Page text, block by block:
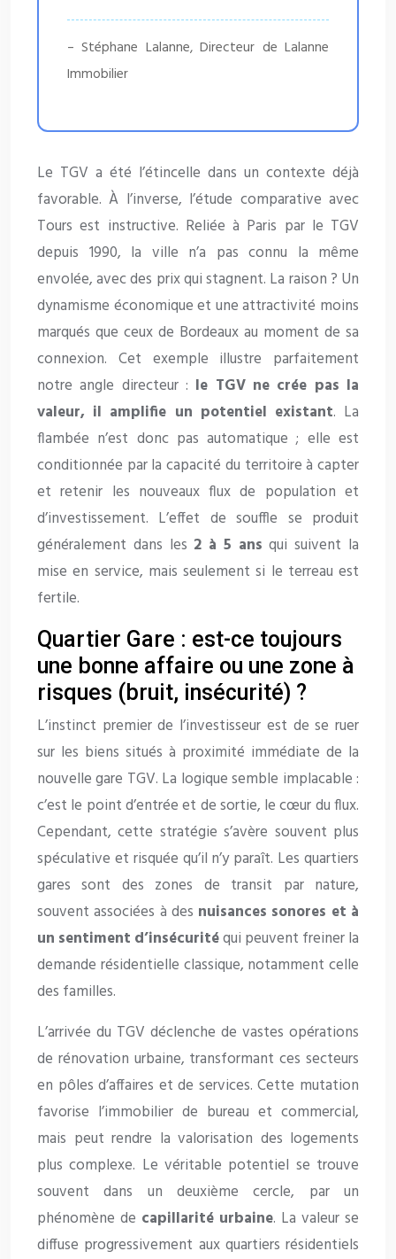
– Stéphane Lalanne, Directeur de Lalanne
Immobilier
Le TGV a été l’étincelle dans un contexte déjà
favorable. À l’inverse, l’étude comparative avec
Tours est instructive. Reliée à Paris par le TGV
depuis 1990, la ville n’a pas connu la même
envolée, avec des prix qui stagnent. La raison ? Un
dynamisme économique et une attractivité moins
marqués que ceux de Bordeaux au moment de sa
connexion. Cet exemple illustre parfaitement
notre angle directeur : le TGV ne crée pas la
valeur, il amplifie un potentiel existant. La
flambée n’est donc pas automatique ; elle est
conditionnée par la capacité du territoire à capter
et retenir les nouveaux flux de population et
d’investissement. L’effet de souffle se produit
généralement dans les 2 à 5 ans qui suivent la
mise en service, mais seulement si le terreau est
fertile.
Quartier Gare : est-ce toujours
une bonne affaire ou une zone à
risques (bruit, insécurité) ?
L’instinct premier de l’investisseur est de se ruer
sur les biens situés à proximité immédiate de la
nouvelle gare TGV. La logique semble implacable :
c’est le point d’entrée et de sortie, le cœur du flux.
Cependant, cette stratégie s’avère souvent plus
spéculative et risquée qu’il n’y paraît. Les quartiers
gares sont des zones de transit par nature,
souvent associées à des nuisances sonores et à
un sentiment d’insécuritéqui peuvent freiner la
demande résidentielle classique, notamment celle
des familles.
L’arrivée du TGV déclenche de vastes opérations
de rénovation urbaine, transformant ces secteurs
en pôles d’affaires et de services. Cette mutation
favorise l’immobilier de bureau et commercial,
mais peut rendre la valorisation des logements
plus complexe. Le véritable potentiel se trouve
souvent dans un deuxième cercle, par un
phénomène de capillarité urbaine. La valeur se
diffuse progressivement aux quartiers résidentiels